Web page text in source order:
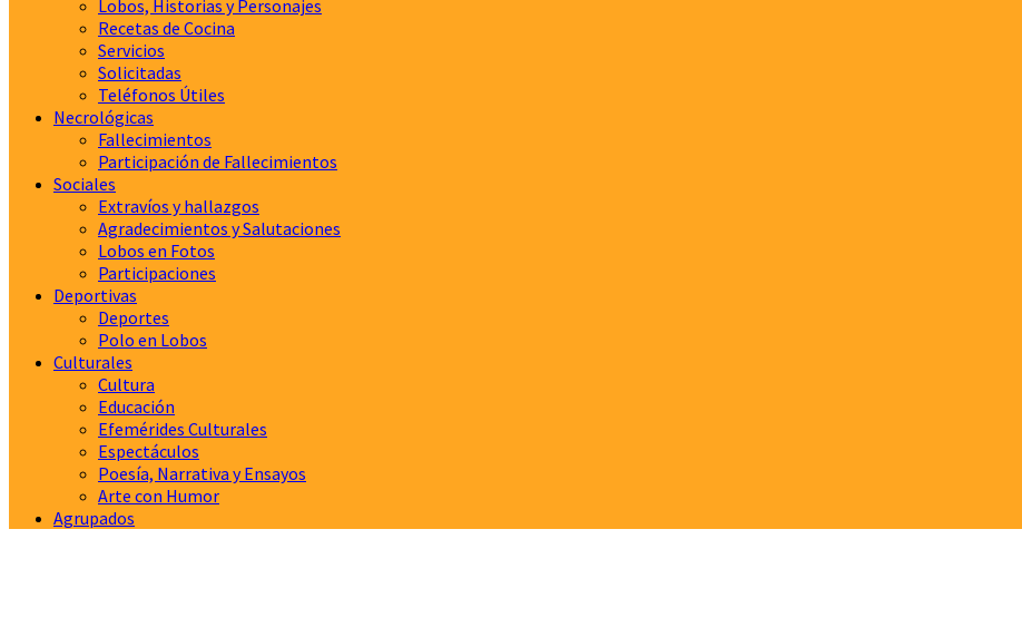
Lobos, Historias y Personajes
Recetas de Cocina
Servicios
Solicitadas
Teléfonos Útiles
Necrológicas
Fallecimientos
Participación de Fallecimientos
Sociales
Extravíos y hallazgos
Agradecimientos y Salutaciones
Lobos en Fotos
Participaciones
Deportivas
Deportes
Polo en Lobos
Culturales
Cultura
Educación
Efemérides Culturales
Espectáculos
Poesía, Narrativa y Ensayos
Arte con Humor
Agrupados